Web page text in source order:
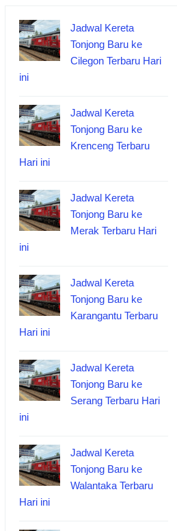
Jadwal Kereta
Tonjong Baru ke
Cilegon Terbaru Hari
ini
Jadwal Kereta
Tonjong Baru ke
Krenceng Terbaru
Hari ini
Jadwal Kereta
Tonjong Baru ke
Merak Terbaru Hari
ini
Jadwal Kereta
Tonjong Baru ke
Karangantu Terbaru
Hari ini
Jadwal Kereta
Tonjong Baru ke
Serang Terbaru Hari
ini
Jadwal Kereta
Tonjong Baru ke
Walantaka Terbaru
Hari ini